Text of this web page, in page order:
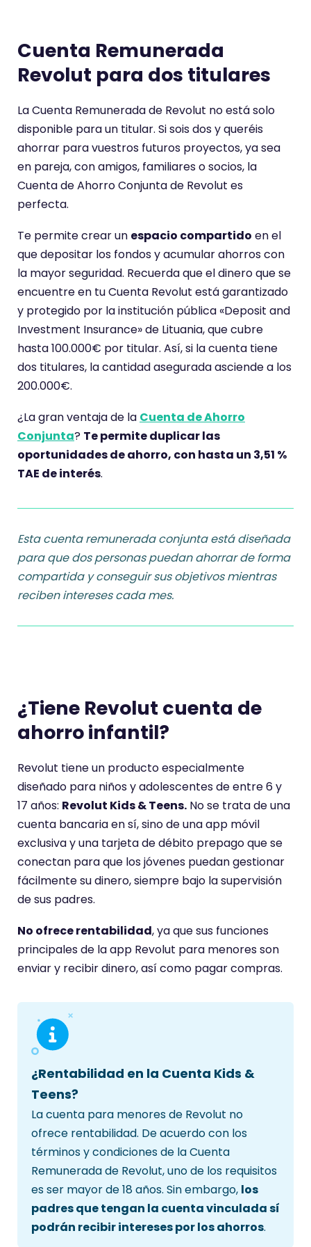
a
r
o
t
i
e
n
p
n
a
i
ó
n
d
Cuenta Remunerada
Revolut para dos titulares
La Cuenta Remunerada de Revolut no está solo
disponible para un titular. Si sois dos y queréis
ahorrar para vuestros futuros proyectos, ya sea
en pareja, con amigos, familiares o socios, la
Cuenta de Ahorro Conjunta de Revolut es
perfecta.
Te permite crear un espacio compartido en el
que depositar los fondos y acumular ahorros con
la mayor seguridad. Recuerda que el dinero que se
encuentre en tu Cuenta Revolut está garantizado
y protegido por la institución pública «Deposit and
Investment Insurance» de Lituania, que cubre
hasta 100.000€ por titular. Así, si la cuenta tiene
dos titulares, la cantidad asegurada asciende a los
200.000€.
¿La gran ventaja de la Cuenta de Ahorro
Conjunta? Te permite duplicar las
oportunidades de ahorro, con hasta un 3,51 %
TAE de interés.
Esta cuenta remunerada conjunta está diseñada
para que dos personas puedan ahorrar de forma
compartida y conseguir sus objetivos mientras
reciben intereses cada mes.
¿Tiene Revolut cuenta de
ahorro infantil?
Revolut tiene un producto especialmente
diseñado para niños y adolescentes de entre 6 y
17 años: Revolut Kids & Teens. No se trata de una
cuenta bancaria en sí, sino de una app móvil
exclusiva y una tarjeta de débito prepago que se
conectan para que los jóvenes puedan gestionar
fácilmente su dinero, siempre bajo la supervisión
de sus padres.
No ofrece rentabilidad, ya que sus funciones
principales de la app Revolut para menores son
enviar y recibir dinero, así como pagar compras.
¿Rentabilidad en la Cuenta Kids &
Teens?
La cuenta para menores de Revolut no
ofrece rentabilidad. De acuerdo con los
términos y condiciones de la Cuenta
Remunerada de Revolut, uno de los requisitos
es ser mayor de 18 años. Sin embargo, los
padres que tengan la cuenta vinculada sí
podrán recibir intereses por los ahorros.